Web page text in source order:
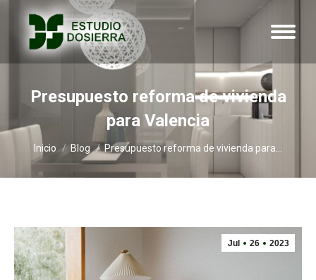
Presupuesto reforma de vivienda
para Valencia
Estás aquí:
Inicio Blog Presupuesto reforma de vivienda para…
Jul 26 2023